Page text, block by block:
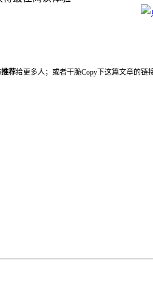
推荐给更多人；或者干脆Copy下这篇文章的链